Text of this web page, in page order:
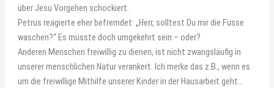
über Jesu Vorgehen schockiert.
Petrus reagierte eher befremdet: „Herr, solltest Du mir die Füsse
waschen?“ Es müsste doch umgekehrt sein – oder?
Anderen Menschen freiwillig zu dienen, ist nicht zwangsläufig in
unserer menschlichen Natur verankert. Ich merke das z.B., wenn es
um die freiwillige Mithilfe unserer Kinder in der Hausarbeit geht…